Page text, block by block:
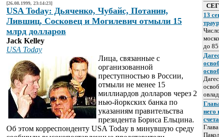
[26.08.1999, 23:14:23]
USA Today: Дьяченко, Чубайс, Потанин,
Лившиц, Сосковец и Могилевич отмыли 15
млрд долларов
Jack Kelley
USA Today
Лица, связанные с
организованной
преступностью в России,
отмыли не менее 15
миллиардов долларов через 2
нью-йоркских банка по
указаниям правительства
президента Бориса Ельцина.
Об этом корреспонденту USA Today в минувшую среду
13
до 85
него